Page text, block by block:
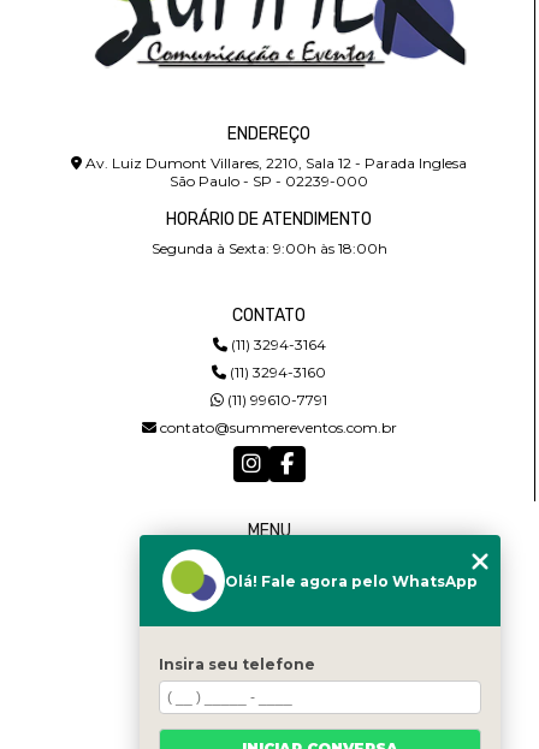
ENDEREÇO
Av. Luiz Dumont Villares, 2210, Sala 12 - Parada Inglesa
São Paulo - SP - 02239-000
HORÁRIO DE ATENDIMENTO
Segunda à Sexta: 9:00h às 18:00h
CONTATO
(11) 3294-3164
(11) 3294-3160
(11) 99610-7791
contato@summereventos.com.br
MENU
QUEM SOMOS
CONTATO
CATEGORIAS
MAPA DO SITE
Olá! Fale agora pelo WhatsApp
Insira seu telefone